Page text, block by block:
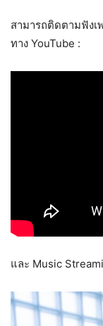
สามารถติดตามฟังเ
ทาง YouTube :
และ Music